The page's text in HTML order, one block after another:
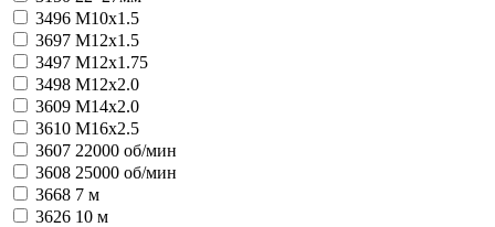
3496 M10x1.5
3697 M12x1.5
3497 M12x1.75
3498 M12x2.0
3609 M14x2.0
3610 M16x2.5
3607 22000 об/мин
3608 25000 об/мин
3668 7 м
3626 10 м